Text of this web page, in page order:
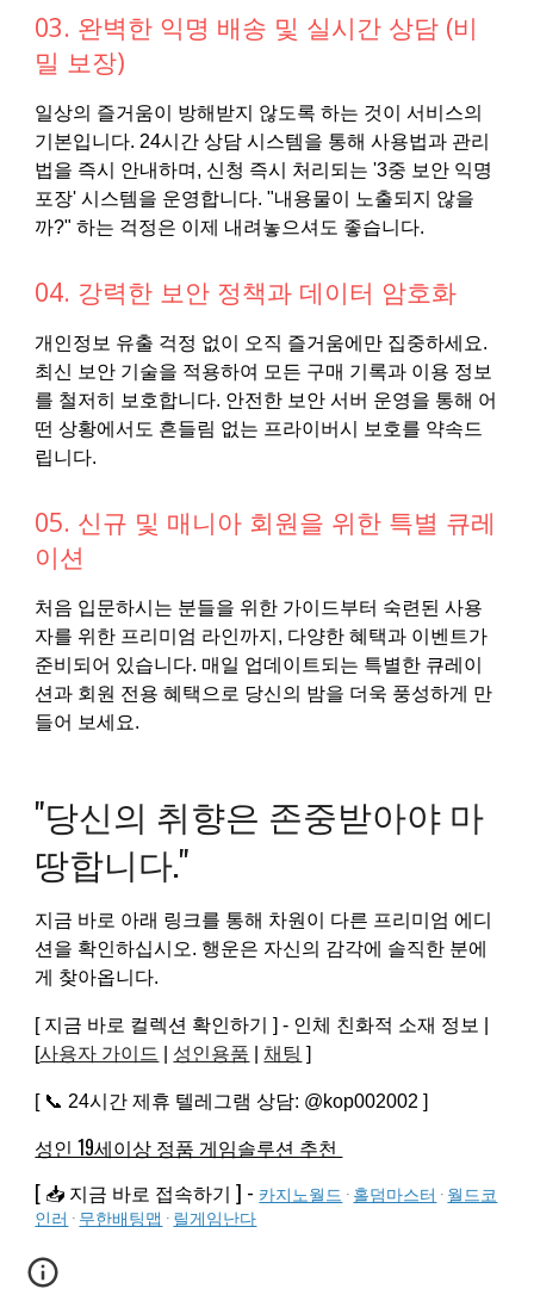
03. 완벽한 익명 배송 및 실시간 상담 (비
밀 보장)
일상의 즐거움이 방해받지 않도록 하는 것이 서비스의
기본입니다. 24시간 상담 시스템을 통해 사용법과 관리
법을 즉시 안내하며, 신청 즉시 처리되는 '3중 보안 익명
포장' 시스템을 운영합니다. "내용물이 노출되지 않을
까?" 하는 걱정은 이제 내려놓으셔도 좋습니다.
04. 강력한 보안 정책과 데이터 암호화
개인정보 유출 걱정 없이 오직 즐거움에만 집중하세요.
최신 보안 기술을 적용하여 모든 구매 기록과 이용 정보
를 철저히 보호합니다. 안전한 보안 서버 운영을 통해 어
떤 상황에서도 흔들림 없는 프라이버시 보호를 약속드
립니다.
05. 신규 및 매니아 회원을 위한 특별 큐레
이션
처음 입문하시는 분들을 위한 가이드부터 숙련된 사용
자를 위한 프리미엄 라인까지, 다양한 혜택과 이벤트가
준비되어 있습니다. 매일 업데이트되는 특별한 큐레이
션과 회원 전용 혜택으로 당신의 밤을 더욱 풍성하게 만
들어 보세요.
"당신의 취향은 존중받아야 마
땅합니다."
지금 바로 아래 링크를 통해 차원이 다른 프리미엄 에디
션을 확인하십시오. 행운은 자신의 감각에 솔직한 분에
게 찾아옵니다.
[ 지금 바로 컬렉션 확인하기 ] - 인체 친화적 소재 정보 |
[사용자 가이드 성인용품 채팅 ]
[ 📞 24시간 제휴 텔레그램 상담: @kop002002 ]
성인 19세이상 정품 게임솔루션 추천
[ 📥 지금 바로 접속하기 ] - 카지노월드 ·홀덤마스터 ·월드코
인러 ·무한배팅맵 ·릴게임난다